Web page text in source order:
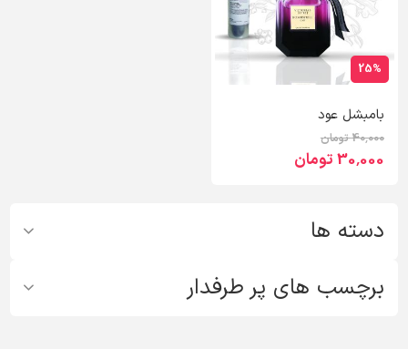
دسته ها
برچسب های پر طرفدار
25%
بامبشل عود
40٬000 تومان
30٬000 تومان